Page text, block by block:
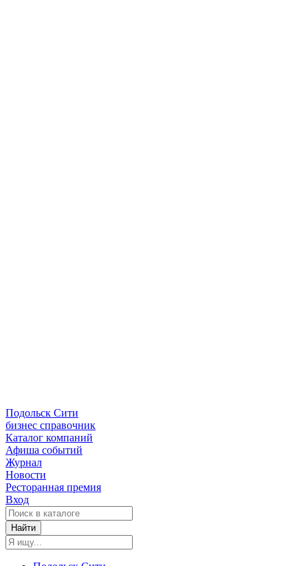
Подольск Сити
бизнес справочник
Каталог компаний
Афиша событий
Журнал
Новости
Ресторанная премия
Вход
Найти